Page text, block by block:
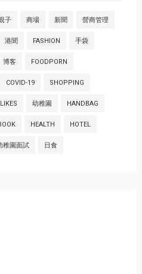
子 商場 新聞 營商管理
港聞 FASHION 手袋
博客 FOODPORN
COVID-19 SHOPPING
幼稚園 HANDBAG
HEALTH HOTEL
稚園面試 日食